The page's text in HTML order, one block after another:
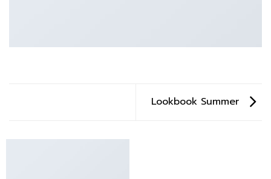
Lookbook Summer